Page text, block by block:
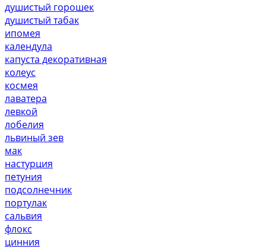
душистый горошек
душистый табак
ипомея
календула
капуста декоративная
колеус
космея
лаватера
левкой
лобелия
львиный зев
мак
настурция
петуния
подсолнечник
портулак
сальвия
флокс
цинния